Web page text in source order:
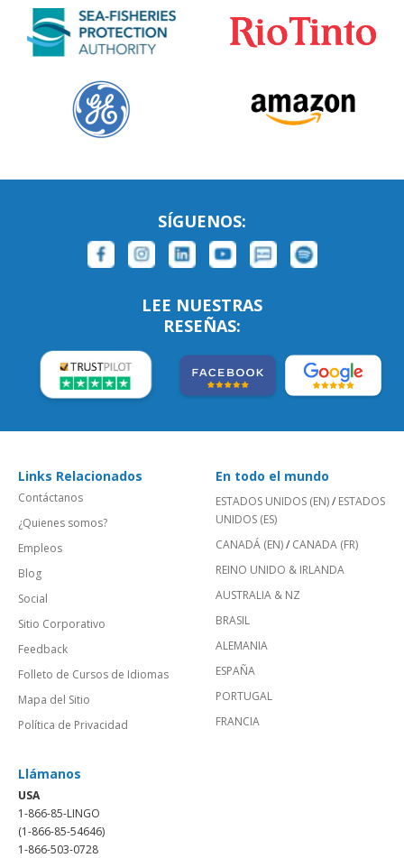
SÍGUENOS:
LEE NUESTRAS
RESEÑAS:
Links Relacionados
Contáctanos
¿Quienes somos?
Empleos
Blog
Social
Sitio Corporativo
Feedback
Folleto de Cursos de Idiomas
Mapa del Sitio
Política de Privacidad
En todo el mundo
ESTADOS UNIDOS (EN)/ ESTADOS
UNIDOS (ES)
CANADÁ (EN)/ CANADA (FR)
REINO UNIDO & IRLANDA
AUSTRALIA & NZ
BRASIL
ALEMANIA
ESPAÑA
PORTUGAL
FRANCIA
Llámanos
USA
1-866-85-LINGO
(1-866-85-54646)
1-866-503-0728